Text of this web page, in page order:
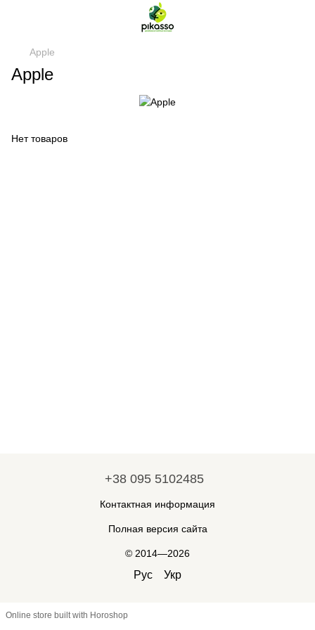
Apple
Apple
Нет товаров
+38 095 5102485
Контактная информация
Полная версия сайта
© 2014—2026
Рус Укр
Online store built with Horoshop